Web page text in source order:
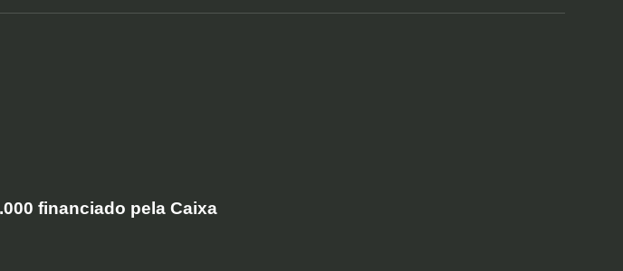
financiado pela Caixa